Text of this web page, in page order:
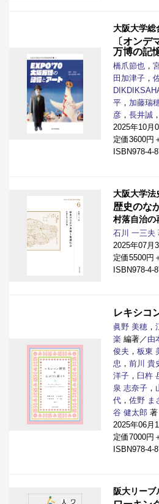
大阪大学総
〔オンデ
万博の記
橋爪節也 ，
田加津子 ，
平 ， 加藤瑞
彦 ， 長井誠 ，
2025年10
定価3600円
ISBN978-4-
大阪大学法
歴史のな
村落自治の
石川 一三夫
2025年07
定価5500円
ISBN978-4-
レキシコ
眞野 美穂 ，
楽 編著／ 由
俊夫 ， 板東
忠 ， 前川 貴
洋子 ， 臼杵
泉 志奈子 ，
代 ， 佐野 ま
谷 健太郎 著
2025年06
定価7000円
ISBN978-4-
阪大リーブ